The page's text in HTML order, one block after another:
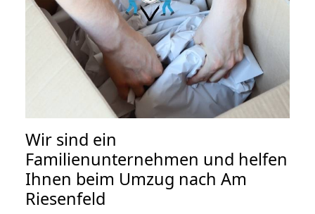
Wir sind ein
Familienunternehmen und helfen
Ihnen beim Umzug nach Am
Riesenfeld